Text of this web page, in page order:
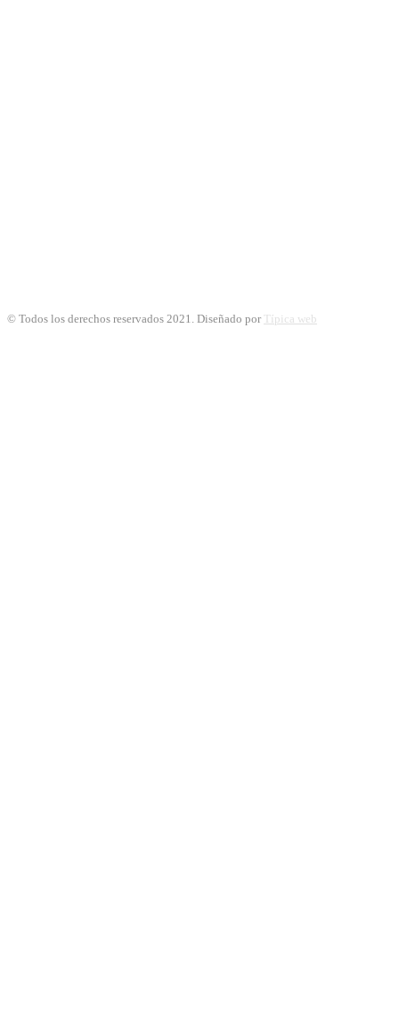
© Todos los derechos reservados 2021. Diseñado por Típica web